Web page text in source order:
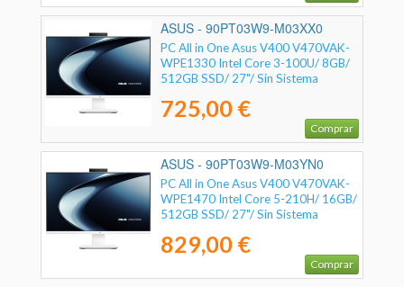
ASUS - 90PT03W9-M03XX0
PC All in One Asus V400 V470VAK-
WPE1330 Intel Core 3-100U/ 8GB/
512GB SSD/ 27"/ Sin Sistema
725,00 €
Comprar
ASUS - 90PT03W9-M03YN0
PC All in One Asus V400 V470VAK-
WPE1470 Intel Core 5-210H/ 16GB/
512GB SSD/ 27"/ Sin Sistema
829,00 €
Comprar